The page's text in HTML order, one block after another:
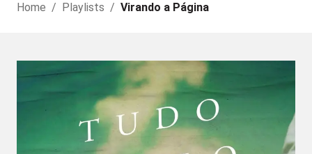
Home / Playlists / Virando a Página